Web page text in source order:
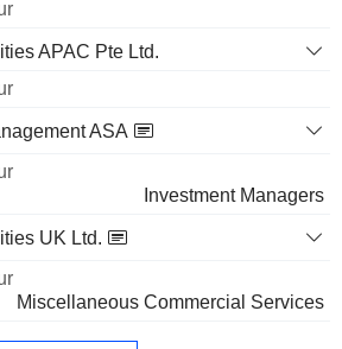
APAC Pte Ltd.
ASA
Investment Managers
UK Ltd.
Miscellaneous Commercial Services